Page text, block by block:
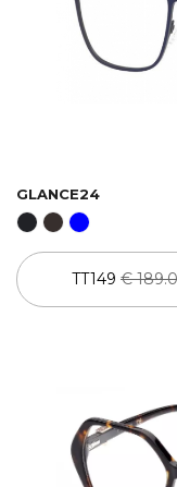
GLANCE24
TT149 €